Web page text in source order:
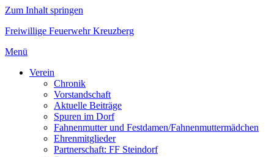
Zum Inhalt springen
Freiwillige Feuerwehr Kreuzberg
Menü
Verein
Chronik
Vorstandschaft
Aktuelle Beiträge
Spuren im Dorf
Fahnenmutter und Festdamen/Fahnenmuttermädchen
Ehrenmitglieder
Partnerschaft: FF Steindorf